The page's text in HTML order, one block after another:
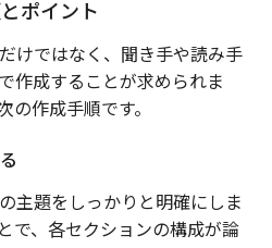
ポイント
けではなく、聞き手や読み手
作成することが求められま
の作成手順です。
主題をしっかりと明確にしま
で、各セクションの構成が論